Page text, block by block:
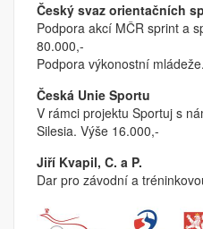
Český svaz orientačních
Podpora akcí MČR sprint a
80.000,-
Podpora výkonostní
Česká Unie Sportu
V rámci projektu Sportuj s
Silesia. Výše 16.000,-
Jiří Kvapil, C. a P.
Dar pro závodní a